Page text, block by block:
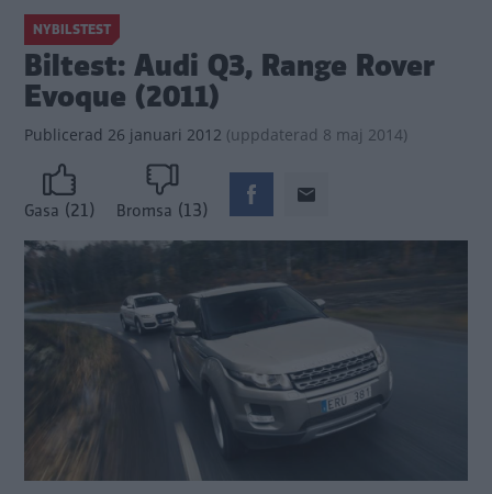
NYBILSTEST
Biltest: Audi Q3, Range Rover
Evoque (2011)
Publicerad 26 januari 2012 (uppdaterad 8 maj 2014)
Gasa (21) Bromsa (13)